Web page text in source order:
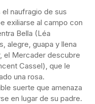
el naufragio de sus
exiliarse al campo con
Bella (Léa
alegre, guapa y llena
el Mercader descubre
Cassel), que le
una rosa.
suerte que amenaza
en lugar de su padre.